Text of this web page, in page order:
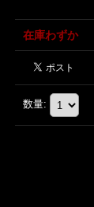
在庫わずか
数量: